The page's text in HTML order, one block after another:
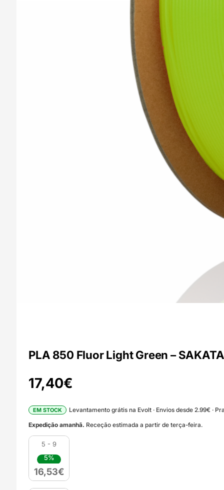
PLA 850 Fluor Light Green –
17,40€
EM STOCK
Levantamento grátis na Evolt · Envios desde 2.99€ ·
Expedição amanhã. Receção estimada a partir de terça-feira.
5 - 9
5%
16,53€